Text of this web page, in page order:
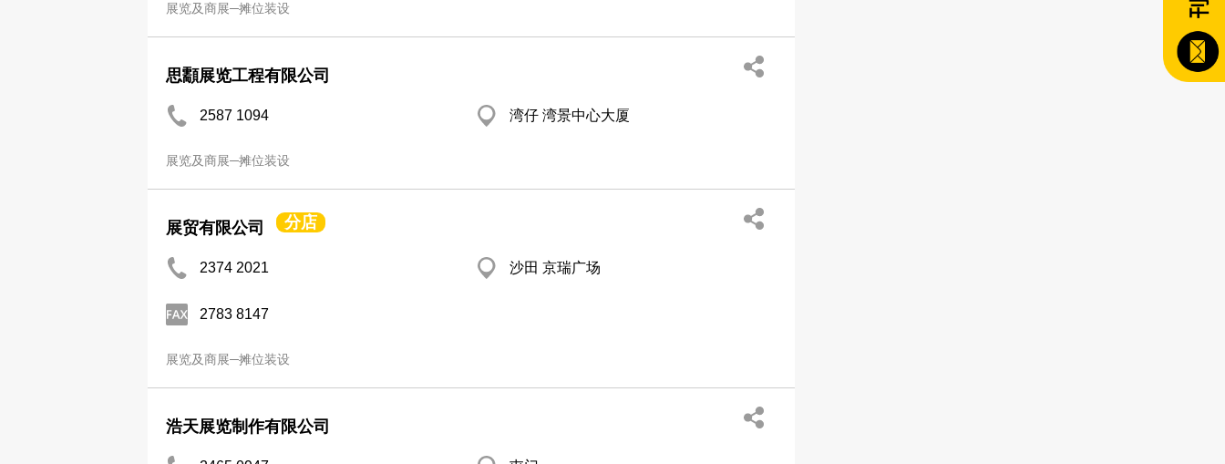
展览及商展─摊位装设
思顬展览工程有限公司
2587 1094 湾仔 湾景中心大厦
展览及商展─摊位装设
展贸有限公司 分店
2374 2021 沙田 京瑞广场
2783 8147
展览及商展─摊位装设
浩天展览制作有限公司